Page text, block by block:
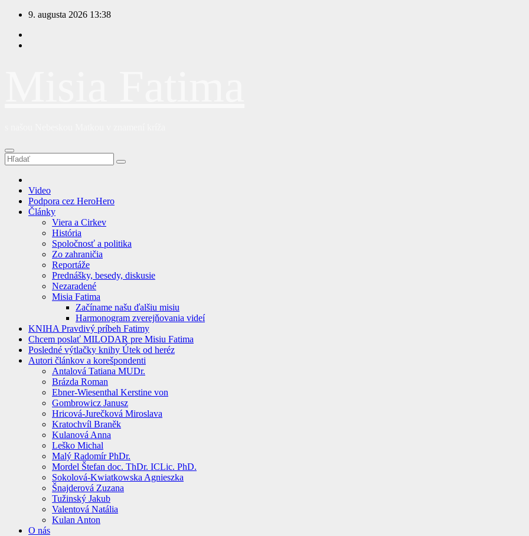
Prejsť
obsah
9. augusta 2026 13:38
Video
Podpora cez HeroHero
Články
Viera a Cirkev
História
Spoločnosť a politika
Zo zahraničia
Reportáže
Prednášky, besedy, diskusie
Nezaradené
Misia Fatima
Začíname našu ďalšiu misiu
Harmonogram zverejňovania videí
KNIHA Pravdivý príbeh Fatimy
Chcem poslať MILODAR pre Misiu Fatima
Posledné výtlačky knihy Útek od heréz
Autori článkov a korešpondenti
Antalová Tatiana MUDr.
Brázda Roman
Ebner-Wiesenthal Kerstine von
Gombrowicz Janusz
Hricová-Jurečková Miroslava
Kratochvíl Braněk
Kulanová Anna
Leško Michal
Malý Radomír PhDr.
Mordel Štefan doc. ThDr. ICLic. PhD.
Sokolová-Kwiatkowska Agnieszka
Šnajderová Zuzana
Tužinský Jakub
Valentová Natália
Kulan Anton
O nás